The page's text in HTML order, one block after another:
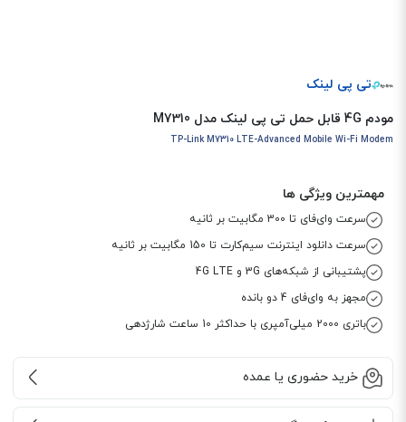
تی پی لینک
مودم 4G قابل حمل تی پی لینک مدل M7310
TP-Link M7310 LTE-Advanced Mobile Wi-Fi Modem
مهمترین ویژگی ها
سرعت وای‌فای تا 300 مگابیت بر ثانیه
سرعت دانلود اینترنت سیم‌کارت تا 150 مگابیت بر ثانیه
پشتیبانی از شبکه‌های 3G و 4G LTE
مجهز به وای‌فای 4 دو بانده
باتری 2000 میلی‌آمپری با حداکثر 10 ساعت شارژدهی
خرید حضوری یا عمده